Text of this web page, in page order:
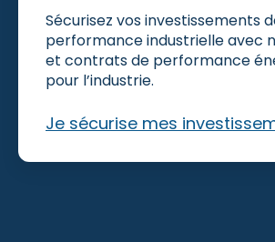
Sécurisez vos investissements
performance industrielle avec
et contrats de performance
pour l’industrie.
Je sécurise mes